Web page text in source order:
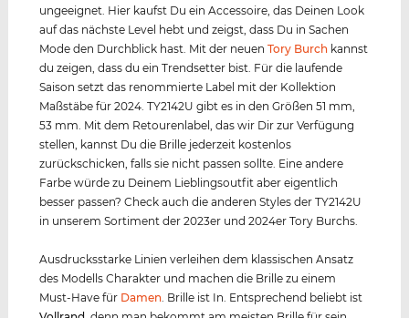
ungeeignet. Hier kaufst Du ein Accessoire, das Deinen Look
auf das nächste Level hebt und zeigst, dass Du in Sachen
Mode den Durchblick hast. Mit der neuenTory Burch kannst
du zeigen, dass du ein Trendsetter bist. Für die laufende
Saison setzt das renommierte Label mit der Kollektion
Maßstäbe für 2024. TY2142U gibt es in den Größen 51 mm,
53 mm. Mit dem Retourenlabel, das wir Dir zur Verfügung
stellen, kannst Du die Brille jederzeit kostenlos
zurückschicken, falls sie nicht passen sollte. Eine andere
Farbe würde zu Deinem Lieblingsoutfit aber eigentlich
besser passen? Check auch die anderen Styles der TY2142U
in unserem Sortiment der 2023er und 2024er Tory Burchs.
Ausdrucksstarke Linien verleihen dem klassischen Ansatz
des Modells Charakter und machen die Brille zu einem
Must-Have für Damen. Brille ist In. Entsprechend beliebt ist